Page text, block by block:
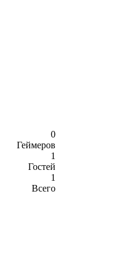
0
Геймеров
1
Гостей
1
Всего